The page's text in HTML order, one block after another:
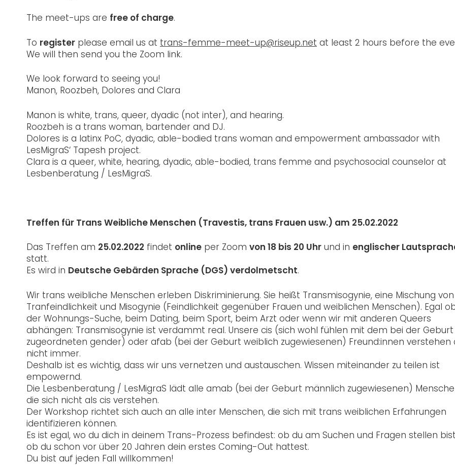
The meet-ups are free of charge.
To register please email us at trans-femme-meet-up@riseup.net at least 2 hours before the
We will then send you the Zoom link.
We look forward to seeing you!
Manon, Roozbeh, Dolores and Clara
Manon is white, trans, queer, dyadic (not inter), and hearing.
Roozbeh is a trans woman, bartender and DJ.
Dolores is a latinx PoC, dyadic, able-bodied trans woman and empowerment ambassador with
LesMigraS‘ Tapesh project.
Clara is a queer, white, hearing, dyadic, able-bodied, trans femme and psychosocial counselor at
Lesbenberatung / LesMigraS.
Treffen für Trans Weibliche Menschen (Travestis, trans Frauen usw.) am 25.02.2022
Das Treffen am 25.02.2022 findet online per Zoom von 18 bis 20 Uhr und in englischer
statt.
Es wird in Deutsche Gebärden Sprache (DGS) verdolmetscht.
Wir trans weibliche Menschen erleben Diskriminierung. Sie heißt Transmisogynie, eine Mischung von
Tranfeindlichkeit und Misogynie (Feindlichkeit gegenüber Frauen und weiblichen Menschen). Egal
der Wohnungs-Suche, beim Dating, beim Sport, beim Arzt oder wenn wir mit anderen Queers
abhängen: Transmisogynie ist verdammt real. Unsere cis (sich wohl fühlen mit dem bei der Geburt
zugeordneten gender) oder afab (bei der Geburt weiblich zugewiesenen) Freund:innen verstehen
nicht immer.
Deshalb ist es wichtig, dass wir uns vernetzen und austauschen. Wissen miteinander zu teilen ist
empowernd.
Die Lesbenberatung / LesMigraS lädt alle amab (bei der Geburt männlich zugewiesenen)
die sich nicht als cis verstehen.
Der Workshop richtet sich auch an alle inter Menschen, die sich mit trans weiblichen Erfahrungen
identifizieren können.
Es ist egal, wo du dich in deinem Trans-Prozess befindest: ob du am Suchen und Fragen stellen
ob du schon vor über 20 Jahren dein erstes Coming-Out hattest.
Du bist auf jeden Fall willkommen!